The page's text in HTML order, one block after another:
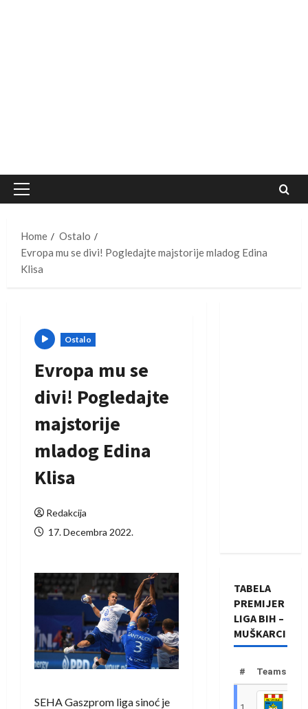
Primary
Home
Ostalo
Evropa mu se divi! Pogledajte majstorije mladog Edina
Klisa
Ostalo
Evropa mu se
divi! Pogledajte
majstorije
mladog Edina
Klisa
Redakcija
17. Decembra 2022.
SEHA Gaszprom liga sinoć je
TABELA
PREMIJER
LIGA BIH –
MUŠKARCI
# Teams